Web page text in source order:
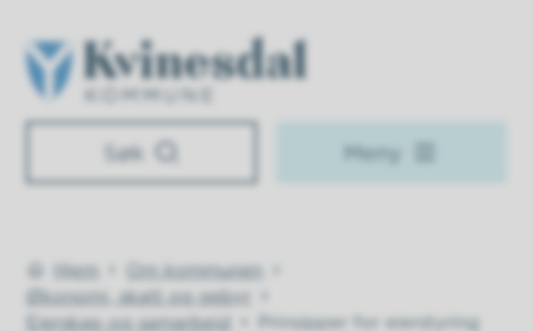
Kvinesdal kommune
Søk Meny
Du er her:
Hjem
Om kommunen
Økonomi, skatt og gebyr
Eierskap og samarbeid
Prinsipper for eierstyring